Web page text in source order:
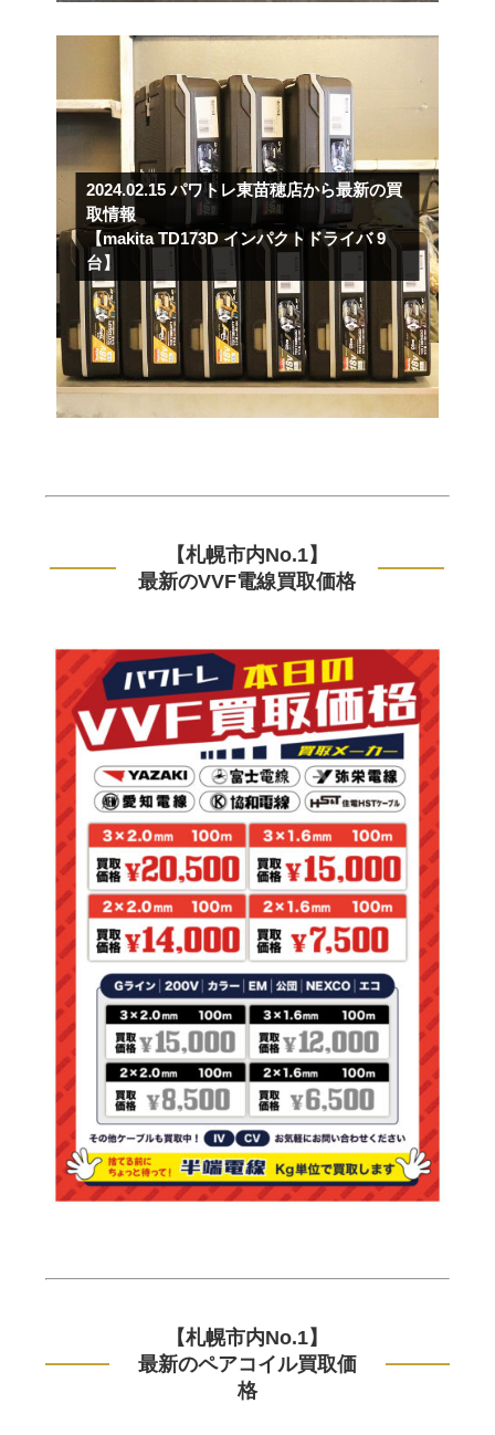
2024.02.15パワトレ東苗穂店から最新の買
取情報
【makita TD173D インパクトドライバ 9
台】
【札幌市内No.1】
最新のVVF電線買取価格
【札幌市内No.1】
最新のペアコイル買取価
格